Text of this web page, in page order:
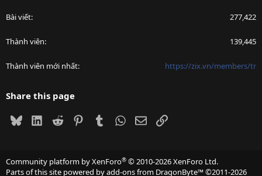
Bài viết 277,422
Thành viên 139,445
Thành viên mới nhất https://zix.vn/members/tr
Share this page
BlueskyLinkedIn
Reddit PinterestTumblrWhatsApp
EmailLink
Community platform by XenForo® © 2010-2026 XenForo Ltd.
Parts of this site powered byadd-ons from DragonByte™©2011-2026